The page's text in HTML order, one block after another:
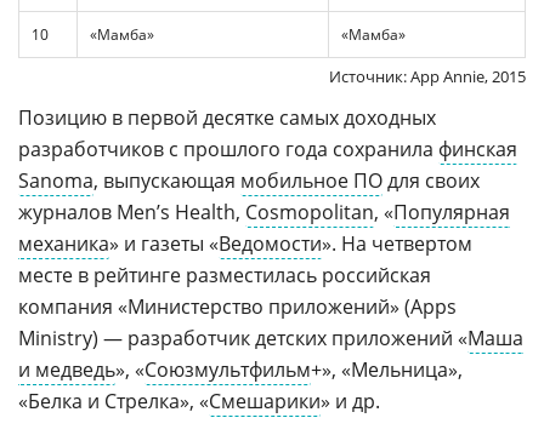
10 «Мамба» «Мамба»
Источник: App Annie, 2015
Позицию в первой десятке самых доходных
разработчиков с прошлого года сохранила финская
Sanoma, выпускающая мобильное ПОдля своих
журналов Men’s Health, Cosmopolitan, «Популярная
механика» и газеты «Ведомости». На четвертом
месте в рейтинге разместилась российская
компания «Министерство приложений» (Apps
Ministry) — разработчик детских приложений «Маша
и медведь», «Союзмультфильм+», «Мельница»,
«Белка и Стрелка», «Смешарики» и др.